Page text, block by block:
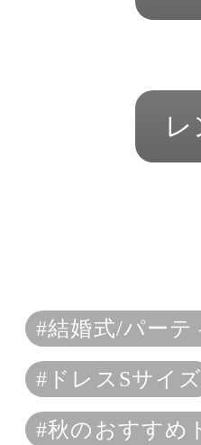
#結婚式/パーテ
#ドレスSサイズ
#秋のおすすめ